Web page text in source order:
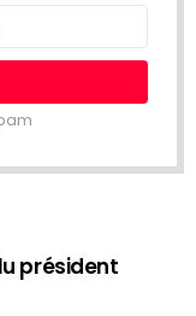
président